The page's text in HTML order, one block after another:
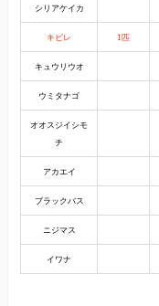
シリアケイカ
キビレ 1匹
キュウリウオ
ウミタナゴ
オオスジイシモ
チ
アカエイ
ブラックバス
ニジマス
イワナ